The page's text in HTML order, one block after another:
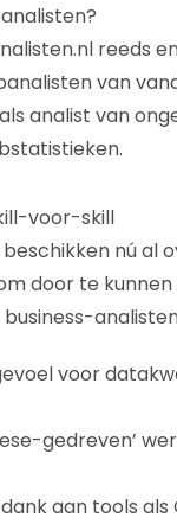
reeds
van
analist van
voor-skill
nú al
door te
voor
gedreven’
aan tools als